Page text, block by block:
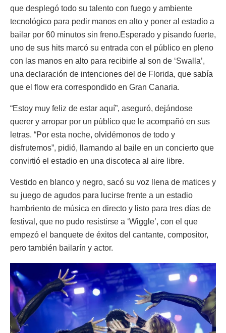
que desplegó todo su talento con fuego y ambiente
tecnológico para pedir manos en alto y poner al estadio a
bailar por 60 minutos sin freno.Esperado y pisando fuerte,
uno de sus hits marcó su entrada con el público en pleno
con las manos en alto para recibirle al son de ‘Swalla’,
una declaración de intenciones del de Florida, que sabía
que el flow era correspondido en Gran Canaria.
“Estoy muy feliz de estar aquí”, aseguró, dejándose
querer y arropar por un público que le acompañó en sus
letras. “Por esta noche, olvidémonos de todo y
disfrutemos”, pidió, llamando al baile en un concierto que
convirtió el estadio en una discoteca al aire libre.
Vestido en blanco y negro, sacó su voz llena de matices y
su juego de agudos para lucirse frente a un estadio
hambriento de música en directo y listo para tres días de
festival, que no pudo resistirse a ‘Wiggle’, con el que
empezó el banquete de éxitos del cantante, compositor,
pero también bailarín y actor.